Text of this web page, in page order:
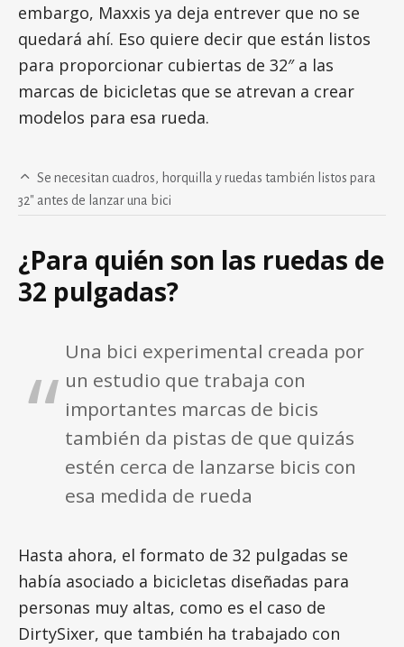
embargo, Maxxis ya deja entrever que no se
quedará ahí. Eso quiere decir que están listos
para proporcionar cubiertas de 32″ a las
marcas de bicicletas que se atrevan a crear
modelos para esa rueda.
Se necesitan cuadros, horquilla y ruedas también listos para
32″ antes de lanzar una bici
¿Para quién son las ruedas de
32 pulgadas?
Una bici experimental creada por
un estudio que trabaja con
importantes marcas de bicis
también da pistas de que quizás
estén cerca de lanzarse bicis con
esa medida de rueda
Hasta ahora, el formato de 32 pulgadas se
había asociado a bicicletas diseñadas para
personas muy altas, como es el caso de
DirtySixer, que también ha trabajado con